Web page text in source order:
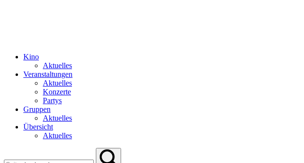
Kino
Aktuelles
Veranstaltungen
Aktuelles
Konzerte
Partys
Gruppen
Aktuelles
Übersicht
Aktuelles